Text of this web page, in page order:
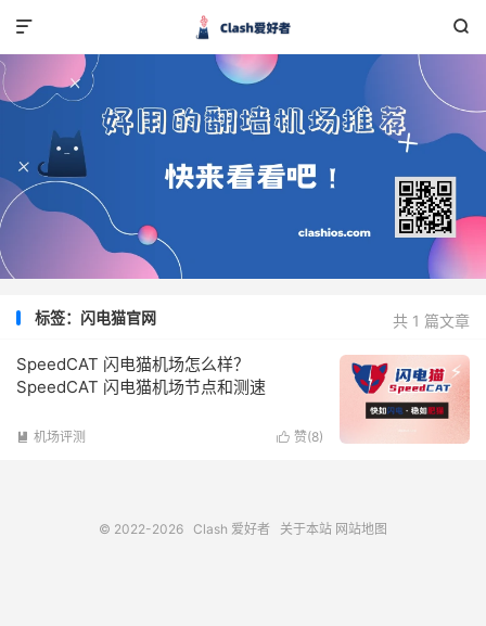


共 1 篇文章
标签：闪电猫官网
SpeedCAT 闪电猫机场怎么样？
SpeedCAT 闪电猫机场节点和测速
 赞(8)
 机场评测
© 2022-2026 Clash 爱好者 关于本站 网站地图